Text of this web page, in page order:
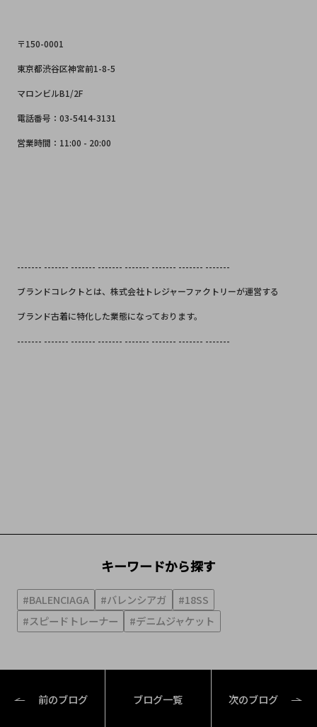
〒150-0001
東京都渋谷区神宮前1-8-5
マロンビルB1/2F
電話番号：03-5414-3131
営業時間：11:00 - 20:00
------- ------- ------- ------- ------- ------- ------- -------
ブランドコレクトとは、株式会社トレジャーファクトリーが運営する
ブランド古着に特化した業態になっております。
------- ------- ------- ------- ------- ------- ------- -------
キーワードから探す
#BALENCIAGA #バレンシアガ
#18SS
#スピードトレーナー
#デニムジャケット
前のブログ ブログ一覧 次のブログ